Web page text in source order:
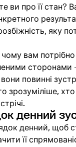
ви про її стан?
яку
вам потрібно
сторонами
вони повинні
зрозуміліше,
денний
денний, щоб
її